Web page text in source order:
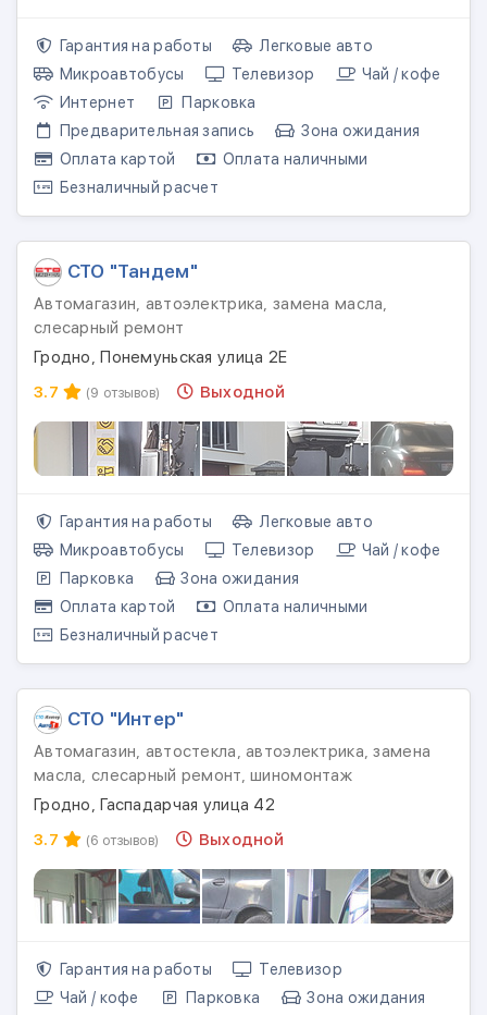
Гарантия на работы
Легковые авто
Микроавтобусы
Телевизор
Чай / кофе
Интернет
Парковка
Предварительная запись
Зона ожидания
Оплата картой
Оплата наличными
Безналичный расчет
СТО "Тандем"
Автомагазин, автоэлектрика, замена масла,
слесарный ремонт
Гродно, Понемуньская улица 2Е
3.7
(9 отзывов) Выходной
Гарантия на работы
Легковые авто
Микроавтобусы
Телевизор
Чай / кофе
Парковка
Зона ожидания
Оплата картой
Оплата наличными
Безналичный расчет
СТО "Интер"
Автомагазин, автостекла, автоэлектрика, замена
масла, слесарный ремонт, шиномонтаж
Гродно, Гаспадарчая улица 42
3.7
(6 отзывов) Выходной
Гарантия на работы
Телевизор
Чай / кофе
Парковка
Зона ожидания